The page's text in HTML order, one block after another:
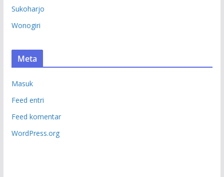
Sukoharjo
Wonogiri
Meta
Masuk
Feed entri
Feed komentar
WordPress.org